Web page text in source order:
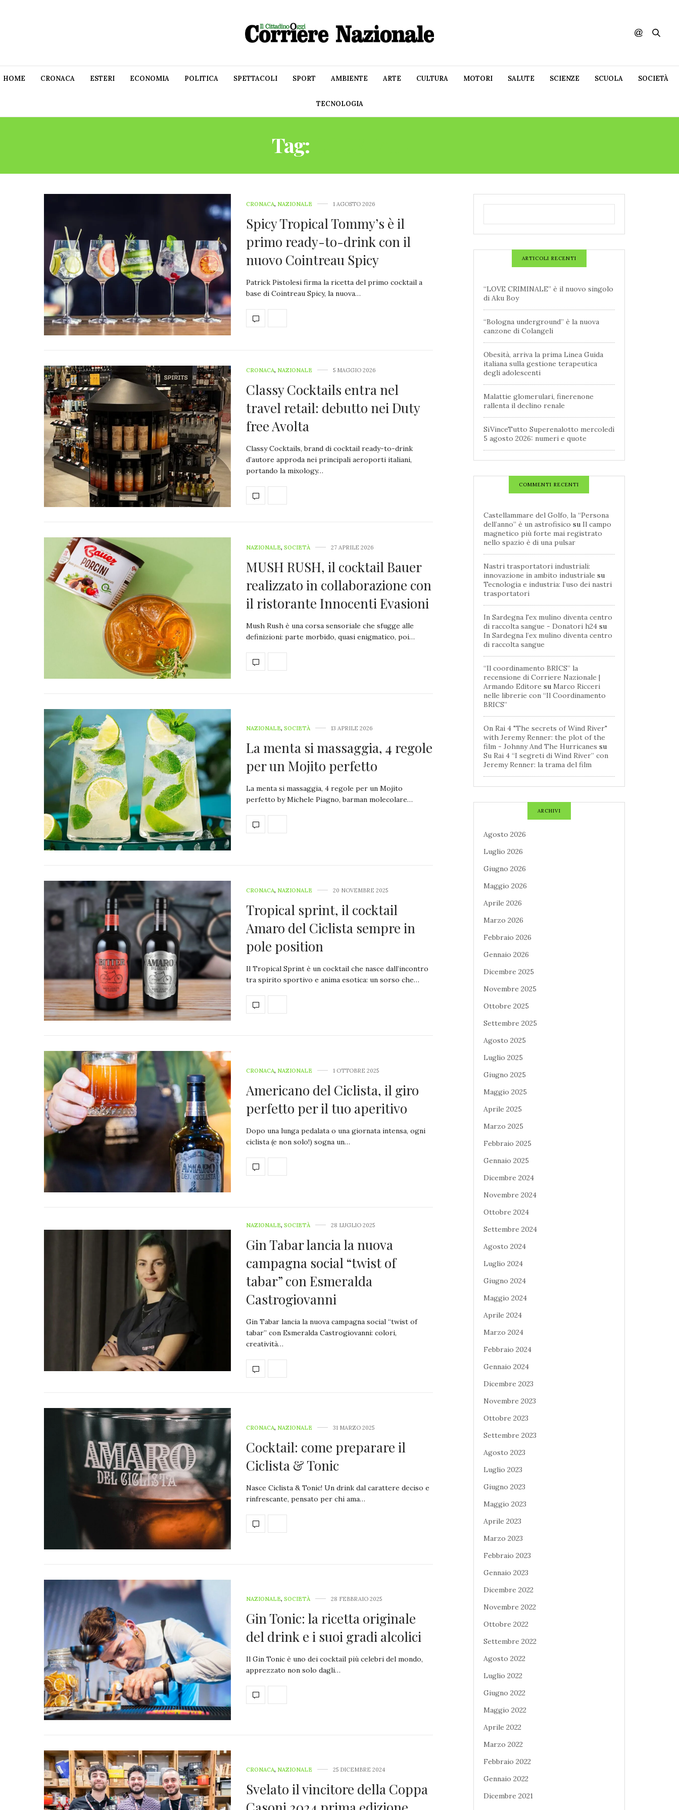
HOME CRONACA ESTERI ECONOMIA POLITICA SPETTACOLI SPORT AMBIENTE ARTE CULTURA MOTORI SALUTE SCIENZE SCUOLA SOCIETÀ
TECNOLOGIA
Tag:
CRONACA, NAZIONALE 1 AGOSTO 2026
Spicy Tropical Tommy’s è il
primo ready-to-drink con il
nuovo Cointreau Spicy
Patrick Pistolesi firma la ricetta del primo cocktail a
base di Cointreau Spicy, la nuova…
CRONACA, NAZIONALE 5 MAGGIO 2026
Classy Cocktails entra nel
travel retail: debutto nei Duty
free Avolta
Classy Cocktails, brand di cocktail ready-to-drink
d’autore approda nei principali aeroporti italiani,
portando la mixology…
NAZIONALE, SOCIETÀ 27 APRILE 2026
MUSH RUSH, il cocktail Bauer
realizzato in collaborazione con
il ristorante Innocenti Evasioni
Mush Rush è una corsa sensoriale che sfugge alle
definizioni: parte morbido, quasi enigmatico, poi…
NAZIONALE, SOCIETÀ 13 APRILE 2026
La menta si massaggia, 4 regole
per un Mojito perfetto
La menta si massaggia, 4 regole per un Mojito
perfetto by Michele Piagno, barman molecolare…
CRONACA, NAZIONALE 20 NOVEMBRE 2025
Tropical sprint, il cocktail
Amaro del Ciclista sempre in
pole position
Il Tropical Sprint è un cocktail che nasce dall’incontro
tra spirito sportivo e anima esotica: un sorso che…
CRONACA, NAZIONALE 1 OTTOBRE 2025
Americano del Ciclista, il giro
perfetto per il tuo aperitivo
Dopo una lunga pedalata o una giornata intensa, ogni
ciclista (e non solo!) sogna un…
NAZIONALE, SOCIETÀ 28 LUGLIO 2025
Gin Tabar lancia la nuova
campagna social “twist of
tabar” con Esmeralda
Castrogiovanni
Gin Tabar lancia la nuova campagna social “twist of
tabar” con Esmeralda Castrogiovanni: colori,
creatività…
CRONACA, NAZIONALE 31 MARZO 2025
Cocktail: come preparare il
Ciclista & Tonic
Nasce Ciclista & Tonic! Un drink dal carattere deciso e
rinfrescante, pensato per chi ama…
NAZIONALE, SOCIETÀ 28 FEBBRAIO 2025
Gin Tonic: la ricetta originale
del drink e i suoi gradi alcolici
Il Gin Tonic è uno dei cocktail più celebri del mondo,
apprezzato non solo dagli…
CRONACA, NAZIONALE 25 DICEMBRE 2024
Svelato il vincitore della Coppa
ARTICOLI RECENTI
“LOVE CRIMINALE” è il nuovo singolo
di Aku Boy
“Bologna underground” è la nuova
canzone di Colangeli
Obesità, arriva la prima Linea Guida
italiana sulla gestione terapeutica
degli adolescenti
Malattie glomerulari, finerenone
rallenta il declino renale
SiVinceTutto Superenalotto mercoledì
5 agosto 2026: numeri e quote
COMMENTI RECENTI
Castellammare del Golfo, la “Persona
dell’anno” è un astrofisico su Il campo
magnetico più forte mai registrato
nello spazio è di una pulsar
Nastri trasportatori industriali:
innovazione in ambito industriale su
Tecnologia e industria: l’uso dei nastri
trasportatori
In Sardegna l'ex mulino diventa centro
di raccolta sangue - Donatori h24 su
In Sardegna l’ex mulino diventa centro
di raccolta sangue
“Il coordinamento BRICS” la
recensione di Corriere Nazionale |
Armando Editore su Marco Ricceri
nelle librerie con “Il Coordinamento
BRICS”
On Rai 4 "The secrets of Wind River"
with Jeremy Renner: the plot of the
film - Johnny And The Hurricanes su
Su Rai 4 “I segreti di Wind River” con
Jeremy Renner: la trama del film
ARCHIVI
Agosto 2026
Luglio 2026
Giugno 2026
Maggio 2026
Aprile 2026
Marzo 2026
Febbraio 2026
Gennaio 2026
Dicembre 2025
Novembre 2025
Ottobre 2025
Settembre 2025
Agosto 2025
Luglio 2025
Giugno 2025
Maggio 2025
Aprile 2025
Marzo 2025
Febbraio 2025
Gennaio 2025
Dicembre 2024
Novembre 2024
Ottobre 2024
Settembre 2024
Agosto 2024
Luglio 2024
Giugno 2024
Maggio 2024
Aprile 2024
Marzo 2024
Febbraio 2024
Gennaio 2024
Dicembre 2023
Novembre 2023
Ottobre 2023
Settembre 2023
Agosto 2023
Luglio 2023
Giugno 2023
Maggio 2023
Aprile 2023
Marzo 2023
Febbraio 2023
Gennaio 2023
Dicembre 2022
Novembre 2022
Ottobre 2022
Settembre 2022
Agosto 2022
Luglio 2022
Giugno 2022
Maggio 2022
Aprile 2022
Marzo 2022
Febbraio 2022
Gennaio 2022
Dicembre 2021